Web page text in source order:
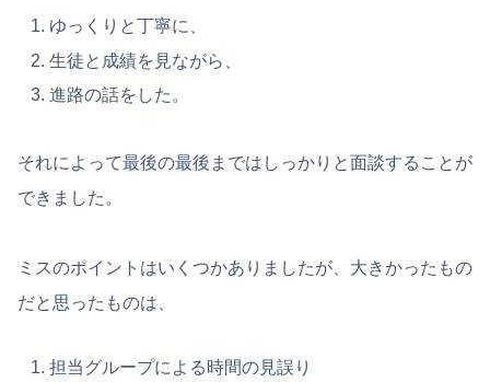
ゆっくりと丁寧に、
生徒と成績を見ながら、
進路の話をした。
それによって最後の最後まではしっかりと面談することが
できました。
ミスのポイントはいくつかありましたが、大きかったもの
だと思ったものは、
担当グループによる時間の見誤り